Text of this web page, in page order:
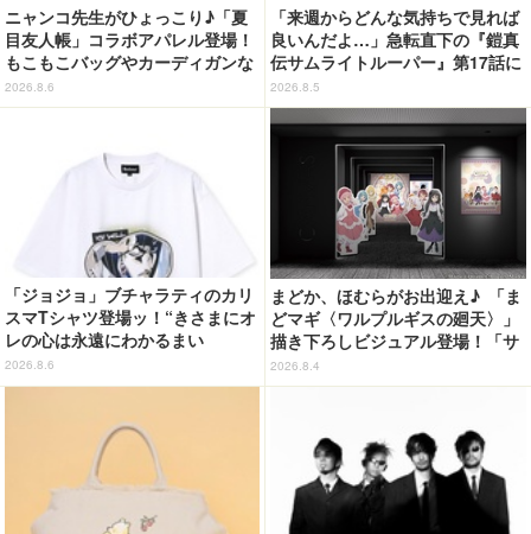
ニャンコ先生がひょっこり♪「夏
目友人帳」コラボアパレル登場！
もこもこバッグやカーディガンな
ど全8型
2026.8.6
「来週からどんな気持ちで見れば
良いんだよ…」急転直下の『鎧真
伝サムライトルーパー』第17話に
感情の追いつかない視聴者が続
出…【ネタバレあり反応まとめ】
2026.8.5
「ジョジョ」ブチャラティのカリ
スマTシャツ登場ッ！“きさまにオ
レの心は永遠にわかるまい
ッ！”や感動のクライマックスを
デザイン
2026.8.6
まどか、ほむらがお出迎え♪ 「ま
どマギ〈ワルプルギスの廻天〉」
描き下ろしビジュアル登場！「サ
ンシャインシティプリンスホテ
ル」コラボ開催
2026.8.4